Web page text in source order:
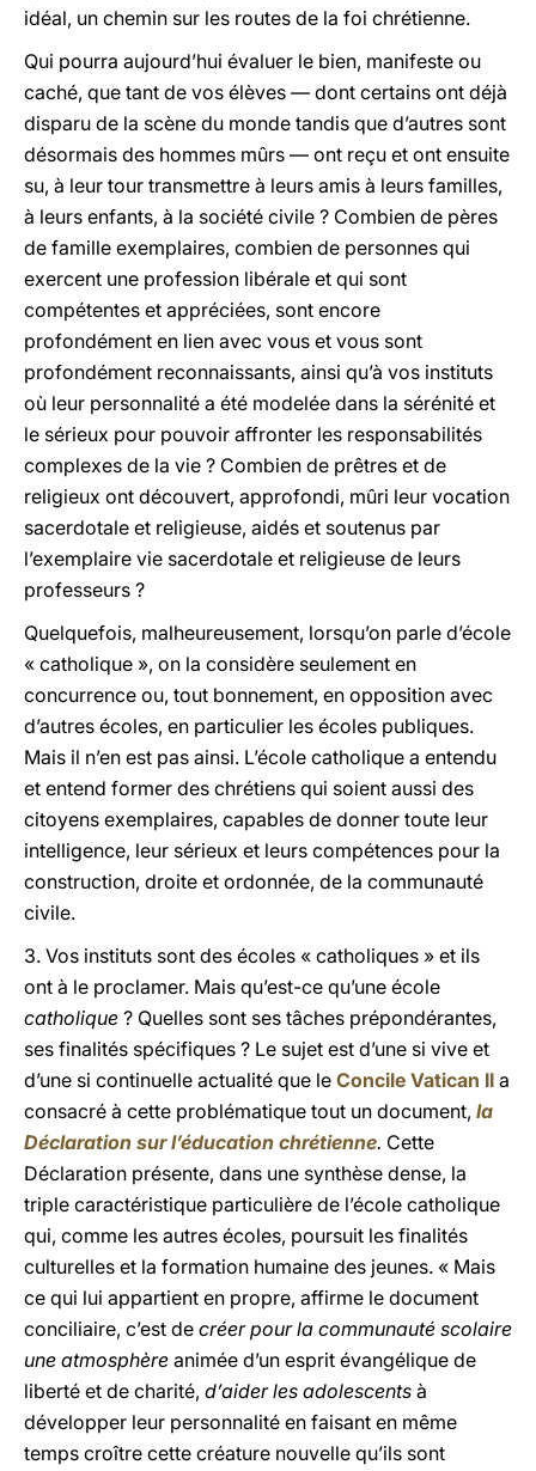
idéal, un chemin sur les routes de la foi chrétienne.
Qui pourra aujourd’hui évaluer le bien, manifeste ou
caché, que tant de vos élèves — dont certains ont déjà
disparu de la scène du monde tandis que d’autres sont
désormais des hommes mûrs — ont reçu et ont ensuite
su, à leur tour transmettre à leurs amis à leurs familles,
à leurs enfants, à la société civile ? Combien de pères
de famille exemplaires, combien de personnes qui
exercent une profession libérale et qui sont
compétentes et appréciées, sont encore
profondément en lien avec vous et vous sont
profondément reconnaissants, ainsi qu’à vos instituts
où leur personnalité a été modelée dans la sérénité et
le sérieux pour pouvoir affronter les responsabilités
complexes de la vie ? Combien de prêtres et de
religieux ont découvert, approfondi, mûri leur vocation
sacerdotale et religieuse, aidés et soutenus par
l’exemplaire vie sacerdotale et religieuse de leurs
professeurs ?
Quelquefois, malheureusement, lorsqu’on parle d’école
« catholique », on la considère seulement en
concurrence ou, tout bonnement, en opposition avec
d’autres écoles, en particulier les écoles publiques.
Mais il n’en est pas ainsi. L’école catholique a entendu
et entend former des chrétiens qui soient aussi des
citoyens exemplaires, capables de donner toute leur
intelligence, leur sérieux et leurs compétences pour la
construction, droite et ordonnée, de la communauté
civile.
3. Vos instituts sont des écoles « catholiques » et ils
ont à le proclamer. Mais qu’est-ce qu’une école
catholique ? Quelles sont ses tâches prépondérantes,
ses finalités spécifiques ? Le sujet est d’une si vive et
d’une si continuelle actualité que le Concile Vatican II a
consacré à cette problématique tout un document, la
Déclaration sur l’éducation chrétienne. Cette
Déclaration présente, dans une synthèse dense, la
triple caractéristique particulière de l’école catholique
qui, comme les autres écoles, poursuit les finalités
culturelles et la formation humaine des jeunes. « Mais
ce qui lui appartient en propre, affirme le document
conciliaire, c’est de créer pour la communauté scolaire
une atmosphère animée d’un esprit évangélique de
liberté et de charité, d’aider les adolescents à
développer leur personnalité en faisant en même
temps croître cette créature nouvelle qu’ils sont